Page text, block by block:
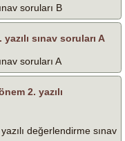
soruları B
sınav soruları A
soruları A
2. yazılı
değerlendirme sınav